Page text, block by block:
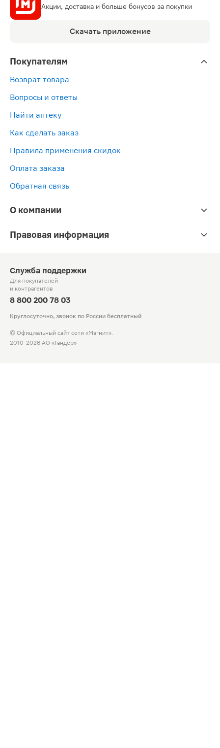
Акции, доставка и больше бонусов за покупки
Скачать приложение
Покупателям
Возврат товара
Вопросы и ответы
Найти аптеку
Как сделать заказ
Правила применения скидок
Оплата заказа
Обратная связь
О компании
Правовая информация
Служба поддержки
Для покупателей
и контрагентов
8 800 200 78 03
Круглосуточно, звонок по России бесплатный
© Официальный сайт сети «Магнит».
2010-2026 АО «Тандер»